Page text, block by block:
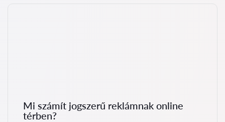
Mi számít jogszerű reklámnak online
térben?